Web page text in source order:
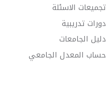
تجميعات الاسئلة
دورات تدريبية
دليل الجامعات
حساب المعدل الجامعي